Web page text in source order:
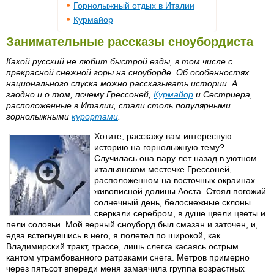
Горнолыжный отдых в Италии
Курмайор
Занимательные рассказы сноубордиста
Какой русский не любит быстрой езды, в том числе с
прекрасной снежной горы на сноуборде. Об особенностях
национального спуска можно рассказывать истории. А
заодно и о том, почему Грессоней, Курмайор и Сестриера,
расположенные в Италии, стали столь популярными
горнолыжными курортами
Хотите, расскажу вам интересную
историю на горнолыжную тему?
Случилась она пару лет назад в уютном
итальянском местечке Грессоней,
расположенном на восточных окраинах
живописной долины Аоста. Стоял погожий
солнечный день, белоснежные склоны
сверкали серебром, в душе цвели цветы и
пели соловьи. Мой верный сноуборд был смазан и заточен, и,
едва встегнувшись в него, я полетел по широкой, как
Владимирский тракт, трассе, лишь слегка касаясь острым
кантом утрамбованного ратраками снега. Метров примерно
через пятьсот впереди меня замаячила группа возрастных